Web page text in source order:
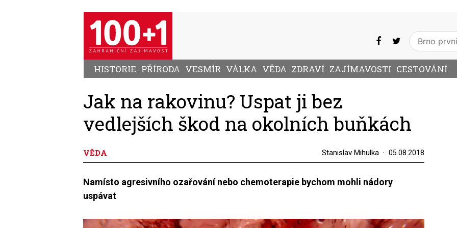
HISTORIE PŘÍRODA VESMÍR VÁLKA VĚDA ZDRAVÍ ZAJÍMAVOSTI CESTOVÁNÍ
Jak na rakovinu? Uspat ji bez
vedlejších škod na okolních buňkách
VĚDA Stanislav Mihulka 05.08.2018
Namísto agresivního ozařování nebo chemoterapie bychom mohli nádory
uspávat